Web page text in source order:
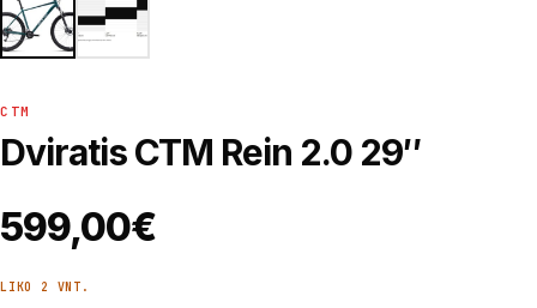
CTM
Dviratis CTM Rein 2.0 29″
599,00€
LIKO 2 VNT.